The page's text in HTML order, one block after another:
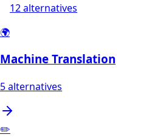
12alternatives
🌍
Machine Translation
5alternatives
✏️